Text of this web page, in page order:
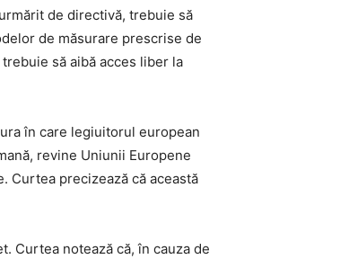
de directivă, trebuie să
de măsurare prescrise de
să aibă acces liber la
în care legiuitorul european
revine Uniunii Europene
Curtea precizează că această
Curtea notează că, în cauza de